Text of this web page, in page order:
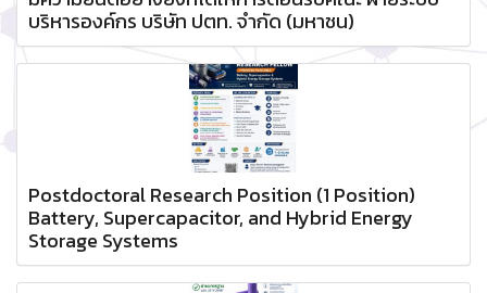
บริหารองค์กร บริษัท ปตท. จำกัด (มหาชน)
Postdoctoral Research Position (1 Position)
Battery, Supercapacitor, and Hybrid Energy
Storage Systems